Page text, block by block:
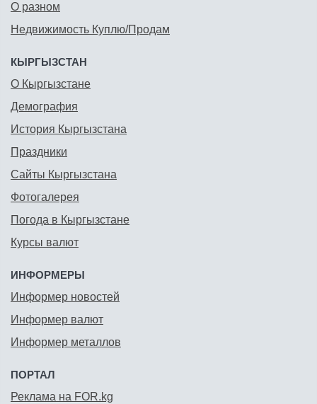
О разном
Недвижимость Куплю/Продам
КЫРГЫЗСТАН
О Кыргызстане
Демография
История Кыргызстана
Праздники
Сайты Кыргызстана
Фотогалерея
Погода в Кыргызстане
Курсы валют
ИНФОРМЕРЫ
Информер новостей
Информер валют
Информер металлов
ПОРТАЛ
Реклама на FOR.kg